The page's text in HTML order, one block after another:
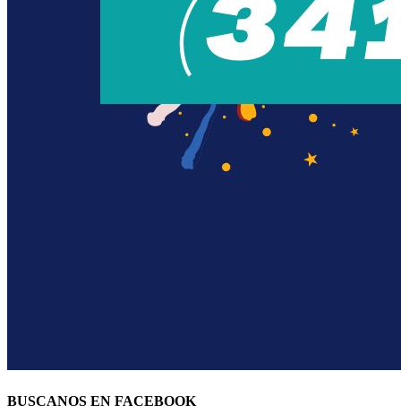
BUSCANOS EN FACEBOOK